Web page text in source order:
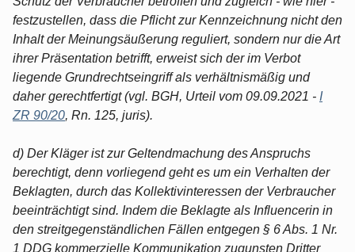
festzustellen, dass die Pflicht zur Kennzeichnung nicht den
Inhalt der Meinungsäußerung reguliert, sondern nur die Art
ihrer Präsentation betrifft, erweist sich der im Verbot
liegende Grundrechtseingriff als verhältnismäßig und
daher gerechtfertigt (vgl. BGH, Urteil vom 09.09.2021 - I
ZR 90/20, Rn. 125, juris).
d) Der Kläger ist zur Geltendmachung des Anspruchs
berechtigt, denn vorliegend geht es um ein Verhalten der
Beklagten, durch das Kollektivinteressen der Verbraucher
beeinträchtigt sind. Indem die Beklagte als Influencerin in
den streitgegenständlichen Fällen entgegen § 6 Abs. 1 Nr.
1 DDG kommerzielle Kommunikation zugunsten Dritter